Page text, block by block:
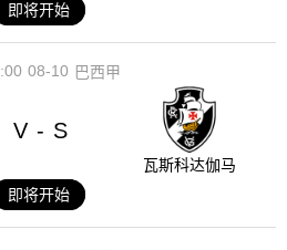
即将开始
08-10 巴西甲
V - S
瓦斯科达伽马
即将开始